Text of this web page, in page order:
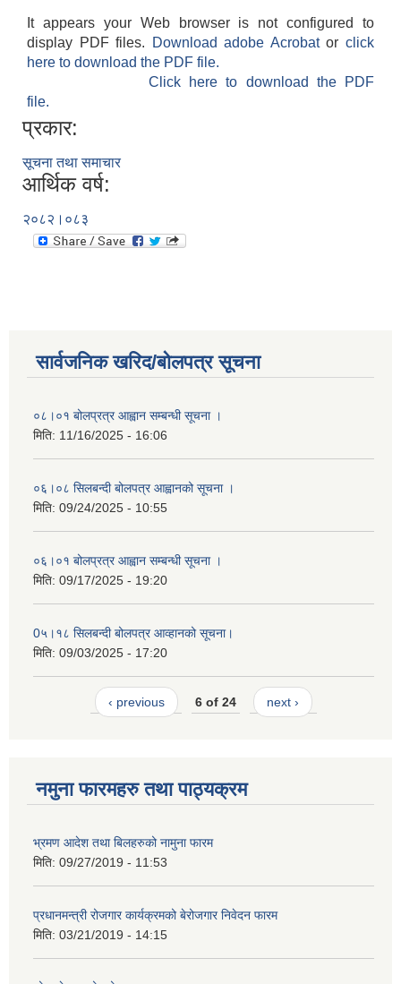
It appears your Web browser is not configured to
display PDF files.
Download adobe Acrobatorclick
here to download the PDF file.
Click here to download the PDF
file.
प्रकार:
सूचना तथा समाचार
आर्थिक वर्ष:
२०८२।०८३
सार्वजनिक खरिद/बोलपत्र सूचना
०८।०१ बोलप्रत्र आह्वान सम्बन्धी सूचना ।
मिति: 11/16/2025 - 16:06
०६।०८ सिलबन्दी बोलपत्र आह्वानको सूचना ।
मिति: 09/24/2025 - 10:55
०६।०१ बोलप्रत्र आह्वान सम्बन्धी सूचना ।
मिति: 09/17/2025 - 19:20
0५।१८ सिलबन्दी बोलपत्र आव्हानको सूचना।
मिति: 09/03/2025 - 17:20
‹ previous 6 of 24 next ›
नमुना फारमहरु तथा पाठ्यक्रम
भ्रमण आदेश तथा बिलहरुको नामुना फारम
मिति: 09/27/2019 - 11:53
प्रधानमन्त्री रोजगार कार्यक्रमको बेरोजगार निवेदन फारम
मिति: 03/21/2019 - 14:15